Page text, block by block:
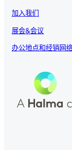
加入我们
展会&会议
办公地点和经销网